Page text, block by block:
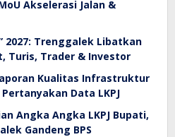
Akselerasi Jalan &
Trenggalek Libatkan
Turis, Trader & Investor
Kualitas Infrastruktur
Data LKPJ
Angka Angka LKPJ Bupati,
Gandeng BPS